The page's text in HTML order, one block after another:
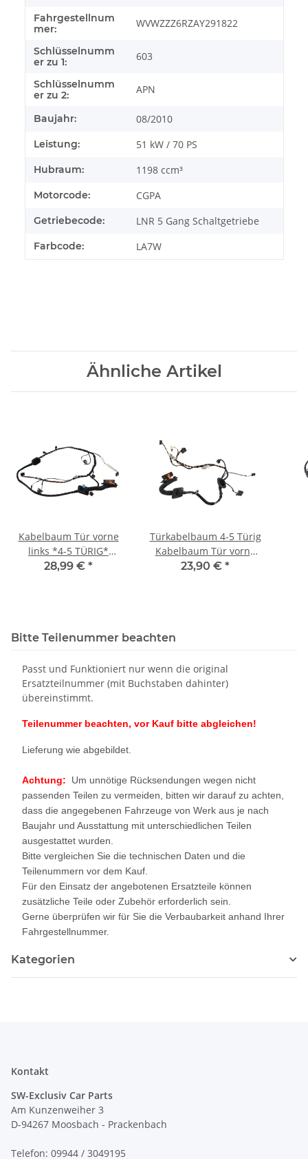
Fahrgestellnum
mer:
WVWZZZ6RZAY291822
Schlüsselnumm
er zu 1:
603
Schlüsselnumm
er zu 2:
APN
Baujahr: 08/2010
Leistung: 51 kW / 70 PS
Hubraum: 1198 ccm³
Motorcode: CGPA
Getriebecode: LNR 5 Gang Schaltgetriebe
Farbcode: LA7W
Ähnliche Artikel
Kabelbaum Tür vorne
links *4-5 TÜRIG*
6R1971120GE VW Polo
28,99 € *
Türkabelbaum 4-5 Türig
Kabelbaum Tür vorne
rechts VW Golf 6
23,90 € *
Bitte Teilenummer beachten
Passt und Funktioniert nur wenn die original
Ersatzteilnummer (mit Buchstaben dahinter)
übereinstimmt.
Teilenummer beachten, vor Kauf bitte abgleichen!
Lieferung wie abgebildet.
Achtung: Um unnötige Rücksendungen wegen nicht
passenden Teilen zu vermeiden, bitten wir darauf zu achten,
dass die angegebenen Fahrzeuge von Werk aus je nach
Baujahr und Ausstattung mit unterschiedlichen Teilen
ausgestattet wurden.
Bitte vergleichen Sie die technischen Daten und die
Teilenummern vor dem Kauf.
Für den Einsatz der angebotenen Ersatzteile können
zusätzliche Teile oder Zubehör erforderlich sein.
Gerne überprüfen wir für Sie die Verbaubarkeit anhand Ihrer
Fahrgestellnummer.
Kategorien
Kontakt
SW-Exclusiv Car Parts
Am Kunzenweiher 3
D-94267 Moosbach - Prackenbach
Telefon: 09944 / 3049195